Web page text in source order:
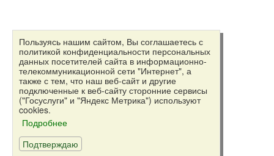
Пользуясь нашим сайтом, Вы соглашаетесь с
политикой конфиденциальности персональных
данных посетителей сайта в информационно-
телекоммуникационной сети "Интернет", а
также с тем, что наш веб-сайт и другие
подключенные к веб-сайту сторонние сервисы
("Госуслуги" и "Яндекс Метрика") используют
cookies.
Подробнее
Подтверждаю